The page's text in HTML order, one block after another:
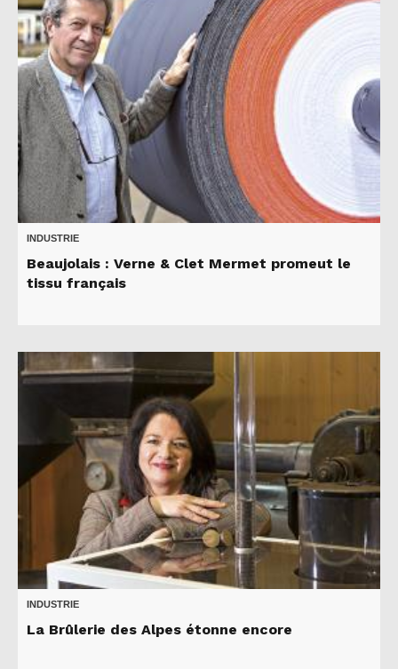
INDUSTRIE
Beaujolais : Verne & Clet Mermet promeut le
tissu français
INDUSTRIE
La Brûlerie des Alpes étonne encore